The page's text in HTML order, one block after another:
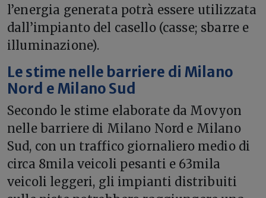
l’energia generata potrà essere utilizzata
dall’impianto del casello (casse; sbarre e
illuminazione).
Le stime nelle barriere di Milano
Nord e Milano Sud
Secondo le stime elaborate da Movyon
nelle barriere di Milano Nord e Milano
Sud, con un traffico giornaliero medio di
circa 8mila veicoli pesanti e 63mila
veicoli leggeri, gli impianti distribuiti